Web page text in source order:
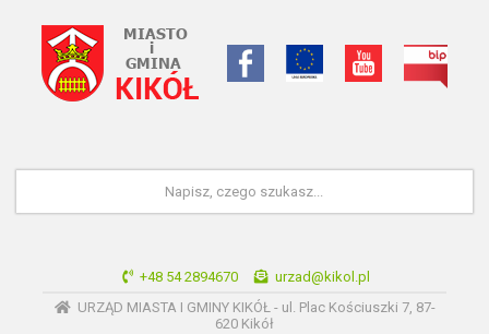
+48 54 2894670
urzad@kikol.pl
URZĄD MIASTA I GMINY KIKÓŁ - ul. Plac Kościuszki 7, 87-
620 Kikół